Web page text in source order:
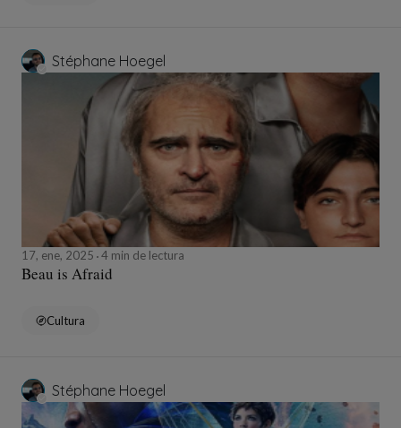
Stéphane Hoegel
17, ene, 2025 4 min de lectura
Beau is Afraid
Cultura
Stéphane Hoegel